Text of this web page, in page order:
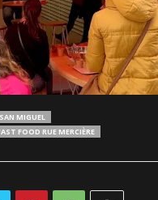
MIGUEL
FOOD RUE MERCIÈRE